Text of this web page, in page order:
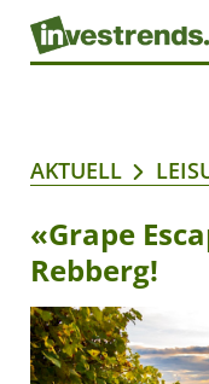
AKTUELL
«Grape
Rebberg!